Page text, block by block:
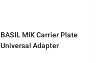
BASILMIK Carrier Plate
Universal Adapter